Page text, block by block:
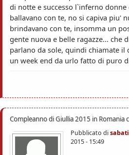
di notte e successo l`inferno donne
ballavano con te, no si capiva piu'
brindavano con te, insomma un
gente nuova e belle ragazze... che
parlano da sole, quindi chiamate il
un week end da urlo fatto di puro
Compleanno di Giullia 2015 in Romania
Pubblicato di
2015 - 15:49